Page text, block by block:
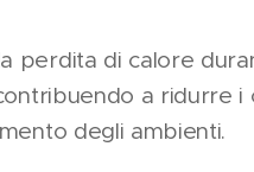
perdita di calore
a ridurre i
degli ambienti.